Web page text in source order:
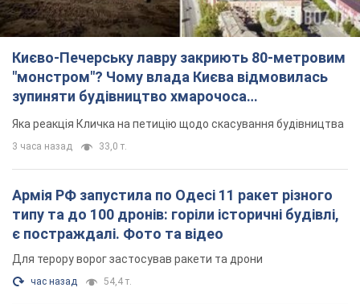
Києво-Печерську лавру закриють 80-метровим
"монстром"? Чому влада Києва відмовилась
зупиняти будівництво хмарочоса
"московського вірянина"
Яка реакція Кличка на петицію щодо скасування будівництва
3 часа назад 33,0 т.
Армія РФ запустила по Одесі 11 ракет різного
типу та до 100 дронів: горіли історичні будівлі,
є постраждалі. Фото та відео
Для терору ворог застосував ракети та дрони
час назад 54,4 т.